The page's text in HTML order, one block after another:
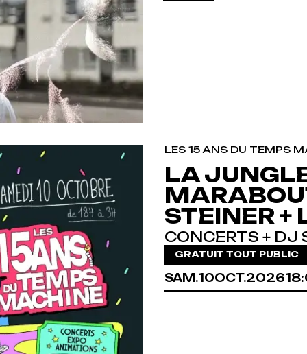
LES 15 ANS DU TEMPS
LA
STEINER +
CONCERTS + DJ
GRATUIT TOUT PUBLIC
SAMEDI
SAM.10OCTOBRE
OCT.2026